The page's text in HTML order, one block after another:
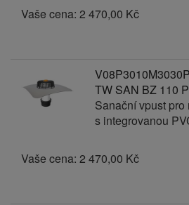
Vaše cena: 2 470,00 Kč
TW SAN BZ 110
Sanační vpust
s integrovanou
Vaše cena: 2 470,00 Kč